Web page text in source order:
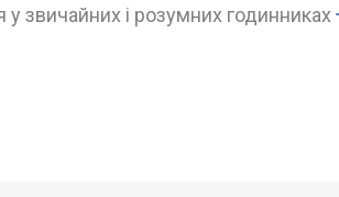
у звичайних і розумних годинниках